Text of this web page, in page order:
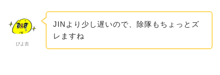
ぴよ吉
JINより少し遅いので、除隊もちょっとズ
レますね